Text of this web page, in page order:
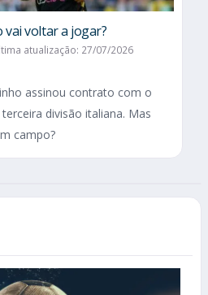
vai voltar a jogar?
atualização: 27/07/2026
assinou contrato com o
divisão italiana. Mas
campo?